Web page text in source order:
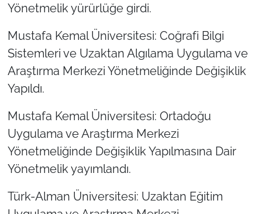
Yönetmelik yürürlüğe girdi.
Mustafa Kemal Üniversitesi: Coğrafi Bilgi
Sistemleri ve Uzaktan Algılama Uygulama ve
Araştırma Merkezi Yönetmeliğinde Değişiklik
Yapıldı.
Mustafa Kemal Üniversitesi: Ortadoğu
Uygulama ve Araştırma Merkezi
Yönetmeliğinde Değişiklik Yapılmasına Dair
Yönetmelik yayımlandı.
Türk-Alman Üniversitesi: Uzaktan Eğitim